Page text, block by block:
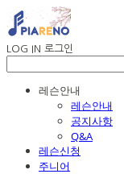
LOG IN 로그인
레슨안내
레슨안내
공지사항
Q&A
레슨신청
주니어